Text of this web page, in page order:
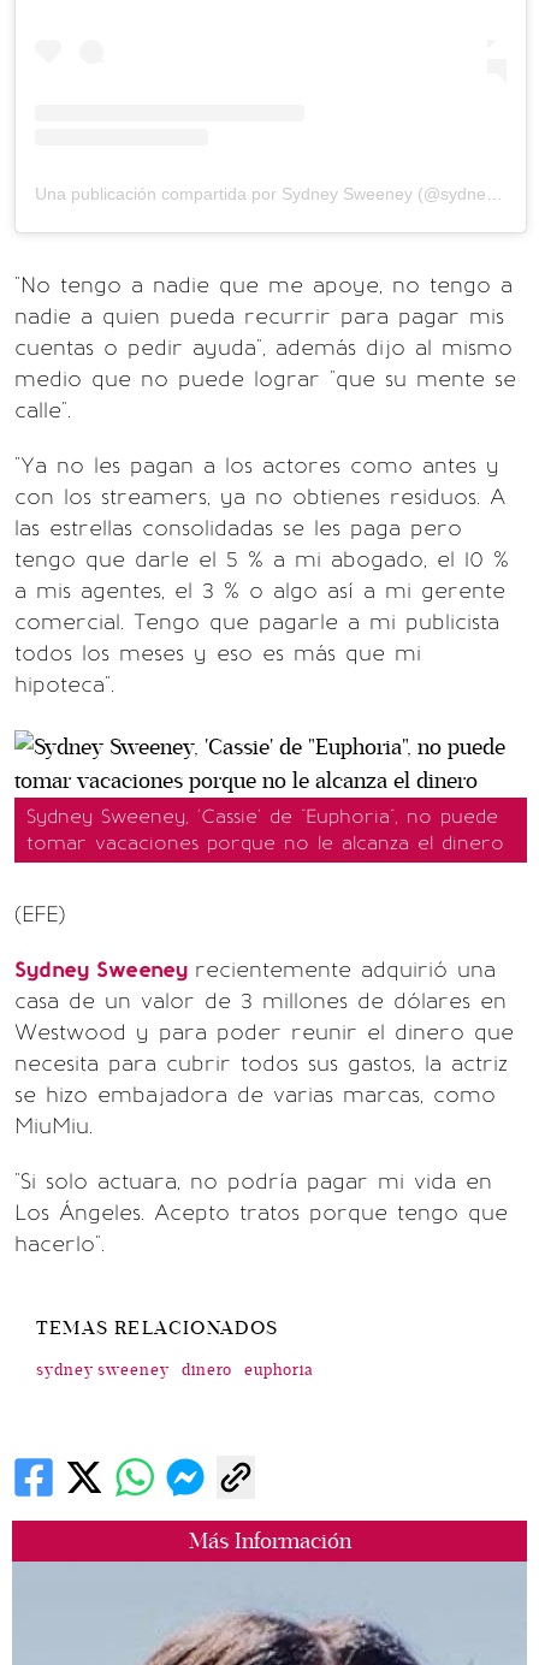
Más Información
"No tengo a nadie que me apoye, no tengo a
nadie a quien pueda recurrir para pagar mis
cuentas o pedir ayuda", además dijo al mismo
medio que no puede lograr "que su mente se
calle".
"Ya no les pagan a los actores como antes y
con los streamers, ya no obtienes residuos. A
las estrellas consolidadas se les paga pero
tengo que darle el 5 % a mi abogado, el 10 %
a mis agentes, el 3 % o algo así a mi gerente
comercial. Tengo que pagarle a mi publicista
todos los meses y eso es más que mi
hipoteca".
Sydney Sweeney, 'Cassie' de "Euphoria", no puede
tomar vacaciones porque no le alcanza el dinero
(EFE)
Sydney Sweeney recientemente adquirió una
casa de un valor de 3 millones de dólares en
Westwood y para poder reunir el dinero que
necesita para cubrir todos sus gastos, la actriz
se hizo embajadora de varias marcas, como
MiuMiu.
"Si solo actuara, no podría pagar mi vida en
Los Ángeles. Acepto tratos porque tengo que
hacerlo".
TEMAS RELACIONADOS
sydney sweeney dinero euphoria